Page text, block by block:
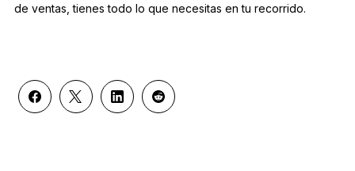
de ventas, tienes todo lo que necesitas en tu recorrido.